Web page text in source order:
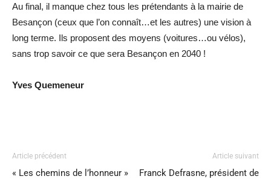
Au final, il manque chez tous les prétendants à la mairie de
Besançon (ceux que l’on connaît…et les autres) une vision à
long terme. Ils proposent des moyens (voitures…ou vélos),
sans trop savoir ce que sera Besançon en 2040 !
Yves Quemeneur
Article précédent
« Les chemins de l’honneur »
Article suivant
Franck Defrasne, président de